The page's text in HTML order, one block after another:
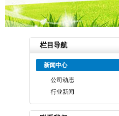
栏目导航
新闻中心
公司动态
行业新闻